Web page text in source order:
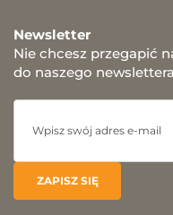
Newsletter
Nie chcesz przegapić
do naszego